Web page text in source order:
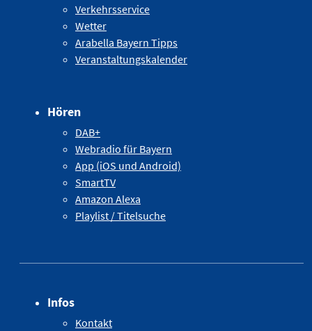
Verkehrsservice
Wetter
Arabella Bayern Tipps
Veranstaltungskalender
Hören
DAB+
Webradio für Bayern
App (iOS und Android)
SmartTV
Amazon Alexa
Playlist / Titelsuche
Infos
Kontakt